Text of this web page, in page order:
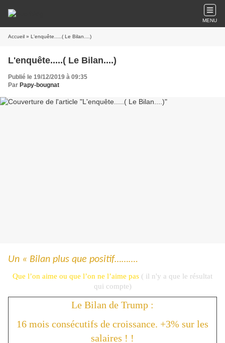
MENU
Accueil » L'enquête.....( Le Bilan....)
L'enquête.....( Le Bilan....)
Publié le 19/12/2019 à 09:35
Par Papy-bougnat
Un « Bilan plus que positif……….
Que l’on aime ou que l’on ne l’aime pas ( il n'y a que le résultat
qui compte)
Le Bilan de Trump :
16 mois consécutifs de croissance. +3% sur les
salaires ! !